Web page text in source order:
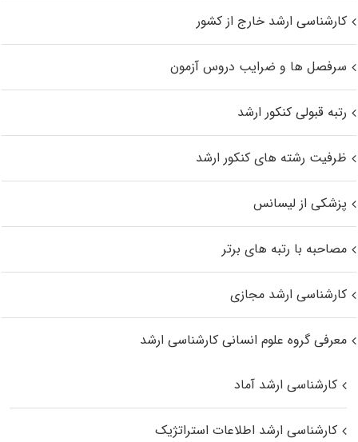
کارشناسی ارشد خارج از کشور
سرفصل ها و ضرایب دروس آزمون
رتبه قبولی کنکور ارشد
ظرفیت رشته های کنکور ارشد
پزشکی از لیسانس
مصاحبه با رتبه های برتر
کارشناسی ارشد مجازی
معرفی گروه علوم انسانی کارشناسی ارشد
کارشناسی ارشد آماد
کارشناسی ارشد اطلاعات استراتژیک